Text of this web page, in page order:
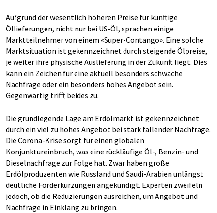
Aufgrund der wesentlich höheren Preise für künftige
Öllieferungen, nicht nur bei US-Öl, sprachen einige
Marktteilnehmer von einem «Super-Contango». Eine solche
Marktsituation ist gekennzeichnet durch steigende Ölpreise,
je weiter ihre physische Auslieferung in der Zukunft liegt. Dies
kann ein Zeichen für eine aktuell besonders schwache
Nachfrage oder ein besonders hohes Angebot sein.
Gegenwärtig trifft beides zu.
Die grundlegende Lage am Erdölmarkt ist gekennzeichnet
durch ein viel zu hohes Angebot bei stark fallender Nachfrage.
Die Corona-Krise sorgt für einen globalen
Konjunktureinbruch, was eine rückläufige Öl-, Benzin- und
Dieselnachfrage zur Folge hat. Zwar haben große
Erdölproduzenten wie Russland und Saudi-Arabien unlängst
deutliche Förderkürzungen angekündigt. Experten zweifeln
jedoch, ob die Reduzierungen ausreichen, um Angebot und
Nachfrage in Einklang zu bringen.